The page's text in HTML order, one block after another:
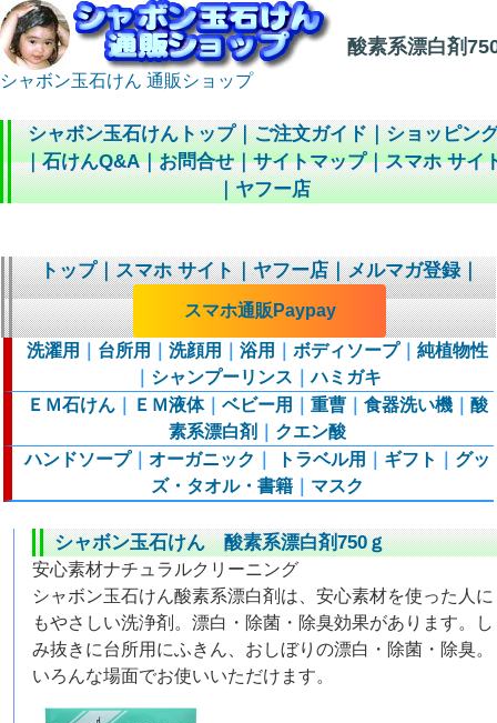
シャボン玉石けん 通販ショップ
酸素系漂白剤
シャボン玉石けんトップ｜ご注文ガイド｜ショッピン
｜石けんQ&A｜お問合せ｜サイトマップ｜スマホ サイ
｜ヤフー店
トップ｜スマホ サイト｜ヤフー店｜メルマガ登録｜
スマホ通販Paypay
洗濯用 台所用 洗顔用 浴用 ボディソープ｜ 純植物性
シャンプーリンス ｜ハミガキ
ＥＭ石けん
ＥＭ液体｜ ベビー用 重曹 食器洗い機
酸
素系漂白剤
クエン酸
ハンドソープ｜ オーガニック トラベル用 ギフト
グッ
ズ・タオル・書籍
マスク
シャボン玉石けん 酸素系漂白剤750ｇ
安心素材ナチュラルクリーニング
シャボン玉石けん酸素系漂白剤は、安心素材を使った人に
もやさしい洗浄剤。漂白・除菌・除臭効果があります。し
み抜きに台所用にふきん、おしぼりの漂白・除菌・除臭。
いろんな場面でお使いいただけます。